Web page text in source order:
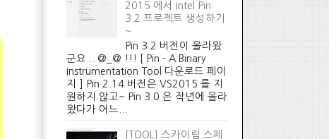
2015 에서 Intel Pin
3.2 프로젝트 생성하기
~
Pin 3.2 버전이 올라왔
군요... @_@ !!! [ Pin - A Binary
Instrumentation Tool 다운로드 페이
지 ] Pin 2.14 버전은 VS2015 를 지
원하지 않고~ Pin 3.0 은 작년에 올라
왔다가 어느...
[TOOL] 스카이림 스페